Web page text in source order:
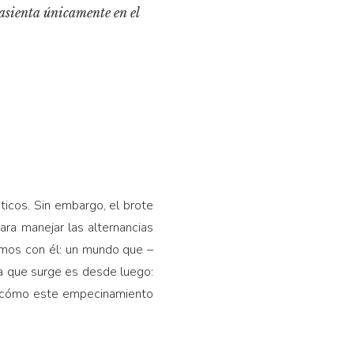
únicamente en el
Sin embargo, el brote
manejar las alternancias
con él: un mundo que –
que surge es desde luego:
este empecinamiento